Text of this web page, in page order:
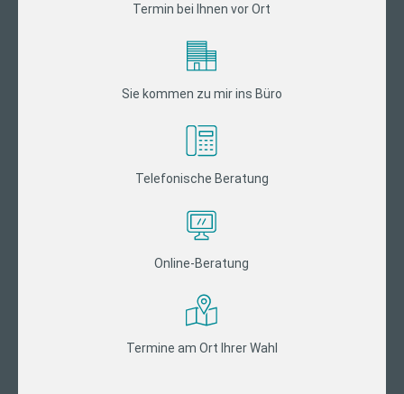
Termin bei Ihnen vor Ort
Sie kommen zu mir ins Büro
Telefonische Beratung
Online-Beratung
Termine am Ort Ihrer Wahl